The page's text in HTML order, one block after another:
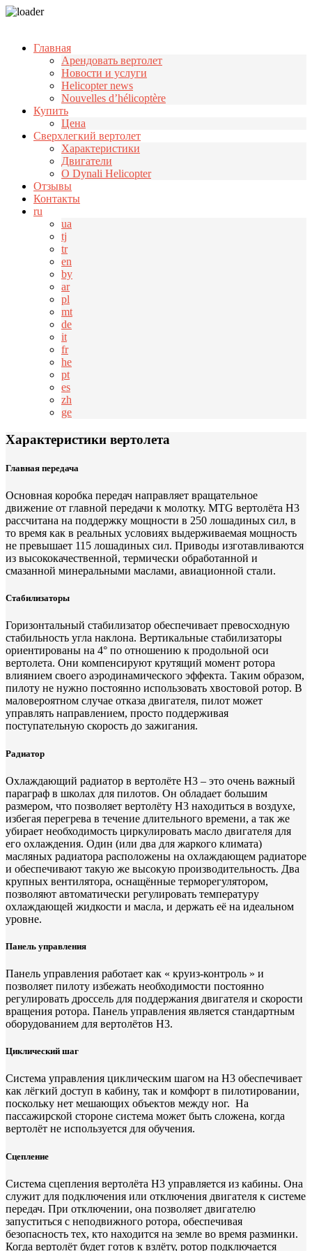
Главная
Арендовать вертолет
Новости и услуги
Helicopter news
Nouvelles d’hélicoptère
Купить
Цена
Cверхлегкий вертолет
Характеристики
Двигатели
О Dynali Helicopter
Отзывы
Контакты
ru
ua
tj
tr
en
by
ar
pl
mt
de
it
fr
he
pt
es
zh
ge
Характеристики вертолета
Главная передача
Основная коробка передач направляет вращательное
движение от главной передачи к молотку. MTG вертолёта H3
рассчитана на поддержку мощности в 250 лошадиных сил, в
то время как в реальных условиях выдерживаемая мощность
не превышает 115 лошадиных сил. Приводы изготавливаются
из высококачественной, термически обработанной и
смазанной минеральными маслами, авиационной стали.
Стабилизаторы
Горизонтальный стабилизатор обеспечивает превосходную
стабильность угла наклона. Вертикальные стабилизаторы
ориентированы на 4° по отношению к продольной оси
вертолета. Они компенсируют крутящий момент ротора
влиянием своего аэродинамического эффекта. Таким образом,
пилоту не нужно постоянно использовать хвостовой ротор. В
маловероятном случае отказа двигателя, пилот может
управлять направлением, просто поддерживая
поступательную скорость до зажигания.
Радиатор
Охлаждающий радиатор в вертолёте H3 – это очень важный
параграф в школах для пилотов. Он обладает большим
размером, что позволяет вертолёту H3 находиться в воздухе,
избегая перегрева в течение длительного времени, а так же
убирает необходимость циркулировать масло двигателя для
его охлаждения. Один (или два для жаркого климата)
масляных радиатора расположены на охлаждающем радиаторе
и обеспечивают такую же высокую производительность. Два
крупных вентилятора, оснащённые терморегулятором,
позволяют автоматически регулировать температуру
охлаждающей жидкости и масла, и держать её на идеальном
уровне.
Панель управления
Панель управления работает как « круиз-контроль » и
позволяет пилоту избежать необходимости постоянно
регулировать дроссель для поддержания двигателя и скорости
вращения ротора. Панель управления является стандартным
оборудованием для вертолётов H3.
Циклический шаг
Система управления циклическим шагом на H3 обеспечивает
как лёгкий доступ в кабину, так и комфорт в пилотировании,
поскольку нет мешающих объектов между ног. На
пассажирской стороне система может быть сложена, когда
вертолёт не используется для обучения.
Сцепление
Система сцепления вертолёта H3 управляется из кабины. Она
служит для подключения или отключения двигателя к системе
передач. При отключении, она позволяет двигателю
запуститься с неподвижного ротора, обеспечивая
безопасность тех, кто находится на земле во время разминки.
Когда вертолёт будет готов к взлёту, ротор подключается